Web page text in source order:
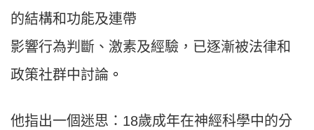
的結構和功能及連帶
影響行為判斷、激素及經驗，已逐漸被法律和
政策社群中討論 。
他指出一個迷思：18歲成年在神經科學中的分